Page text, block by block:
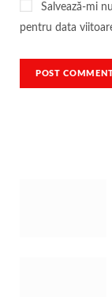
Salvează-mi
pentru data